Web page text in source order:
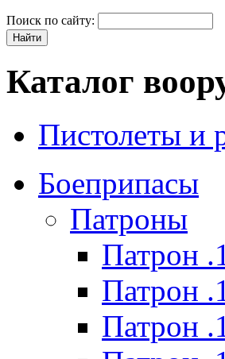
Поиск по сайту:
Каталог
Пистолеты и
Боеприпасы
Патроны
Патрон
Патрон
Патрон